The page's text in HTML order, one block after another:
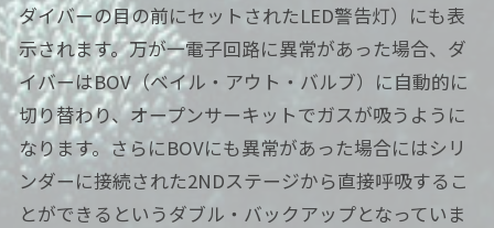
ダイバーの目の前にセットされたLED警告灯）にも表
示されます。万が一電子回路に異常があった場合、ダ
イバーはBOV（ベイル・アウト・バルブ）に自動的に
切り替わり、オープンサーキットでガスが吸うように
なります。さらにBOVにも異常があった場合にはシリ
ンダーに接続された2NDステージから直接呼吸するこ
とができるというダブル・バックアップとなっていま